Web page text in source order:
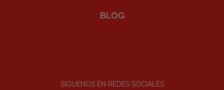
BLOG
SÍGUENOS EN REDES SOCIALES